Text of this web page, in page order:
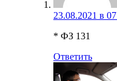
23.08.2021 в
* ФЗ 131
Ответить